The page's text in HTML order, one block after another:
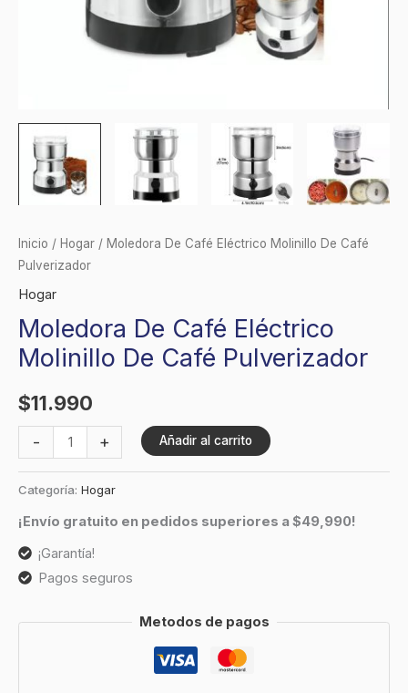
Inicio / Hogar / Moledora De Café Eléctrico Molinillo De Café
Pulverizador
Hogar
Moledora De Café Eléctrico
Molinillo De Café Pulverizador
$11.990
- + Añadir al carrito
Categoría: Hogar
¡Envío gratuito en pedidos superiores a $49,990!
¡Garantía!
Pagos seguros
Metodos de pagos